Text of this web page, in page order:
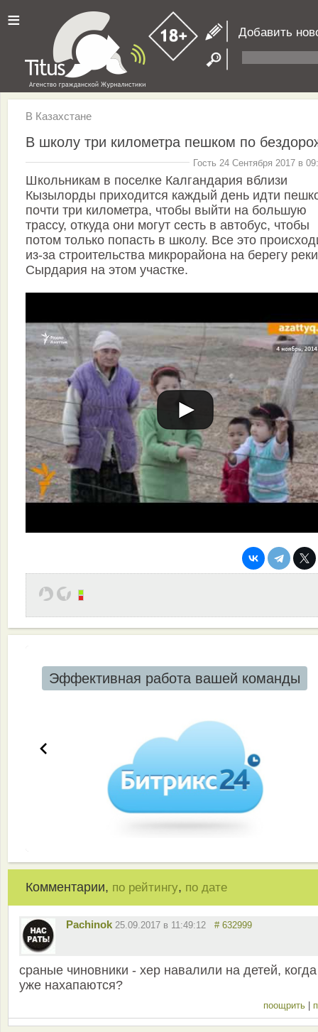
≡ Добавить
В Казахстане
В школу три километра пешком по
Гость 24 Сентября 2017 в
Школьникам в поселке Калгандария вблизи
Кызылорды приходится каждый день идти
почти три километра, чтобы выйти на большую
трассу, откуда они могут сесть в автобус, чтобы
потом только попасть в школу. Все это
из-за строительства микрорайона на берегу реки
Сырдария на этом участке.
Эффективная работа вашей команды
Комментарии, по рейтингу, по дате
Pachinok 25.09.2017 в 11:49:12 # 632999
сраные чиновники - хер навалили на детей, когда
уже нахапаются?
поощрить |